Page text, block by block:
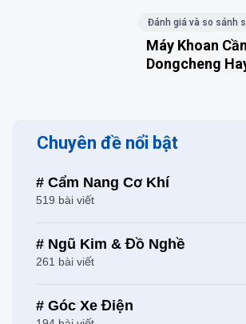
Đánh giá và so sánh
Máy Khoan
Dongcheng
Chuyên đề nổi bật
# Cẩm Nang Cơ Khí
519 bài viết
# Ngũ Kim & Đồ Nghề
261 bài viết
# Góc Xe Điện